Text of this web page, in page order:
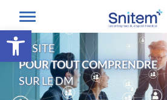
Ouvrir la barre
LE SITE
POUR TOUT COMPRENDRE
SUR LE DM